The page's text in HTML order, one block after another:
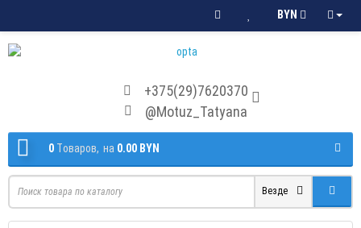
BYN
+375(29)7620370
@Motuz_Tatyana
0 Tоваров, на 0.00 BYN
Везде